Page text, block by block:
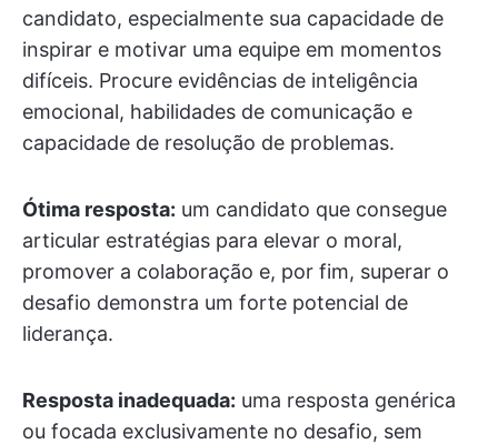
candidato, especialmente sua capacidade de
inspirar e motivar uma equipe em momentos
difíceis. Procure evidências de inteligência
emocional, habilidades de comunicação e
capacidade de resolução de problemas.
Ótima resposta: um candidato que consegue
articular estratégias para elevar o moral,
promover a colaboração e, por fim, superar o
desafio demonstra um forte potencial de
liderança.
Resposta inadequada: uma resposta genérica
ou focada exclusivamente no desafio, sem